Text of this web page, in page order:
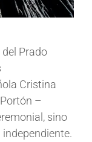
Prado
Cristina
–
sino